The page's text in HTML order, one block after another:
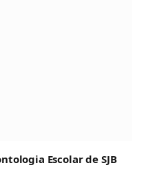
Escolar de SJB